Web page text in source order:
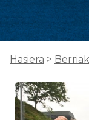
Hasiera > Berriak